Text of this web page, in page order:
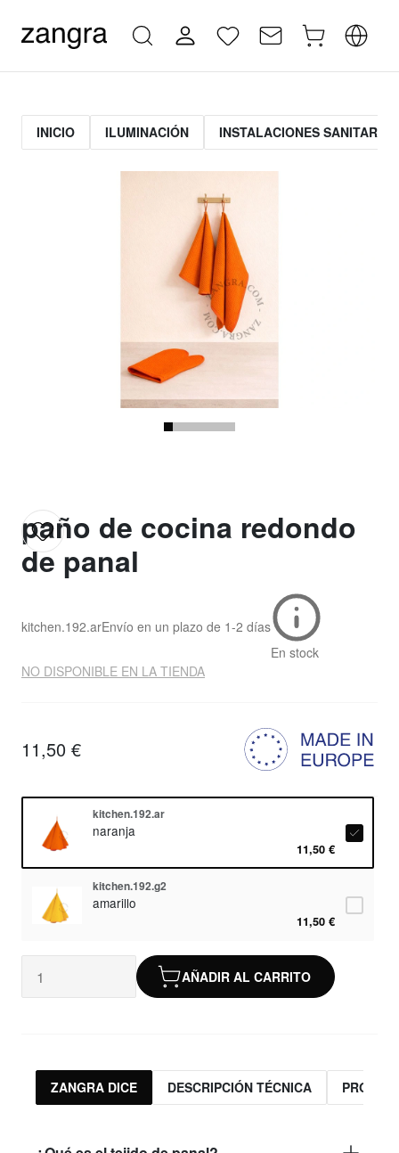
INICIO ILUMINACIÓN INSTALACIONES SANITARIAS
paño de cocina redondo
de panal
kitchen.192.arEnvío en un plazo de 1-2 días
En stock
NO DISPONIBLE EN LA TIENDA
11,50 €
kitchen.192.ar
naranja
11,50 €
kitchen.192.g2
amarillo
11,50 €
AÑADIR AL CARRITO
ZANGRA DICE DESCRIPCIÓN TÉCNICA